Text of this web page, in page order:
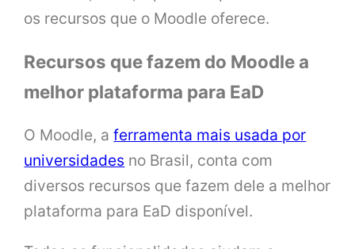
os recursos que o Moodle oferece.
Recursos que fazem do Moodle a
melhor plataforma para EaD
O Moodle, aferramenta mais usada por
universidades no Brasil, conta com
diversos recursos que fazem dele a melhor
plataforma para EaD disponível.